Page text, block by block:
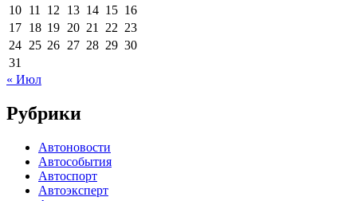
10 11 12 13 14 15 16
17 18 19 20 21 22 23
24 25 26 27 28 29 30
31
« Июл
Рубрики
Автоновости
Автособытия
Автоспорт
Автоэксперт